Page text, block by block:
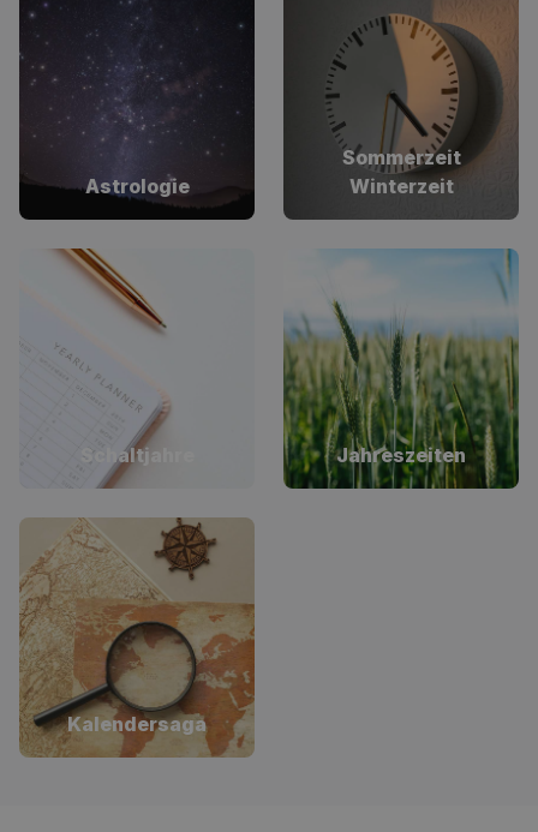
Astrologie
Sommerzeit
Winterzeit
Schaltjahre Jahreszeiten
Kalendersaga